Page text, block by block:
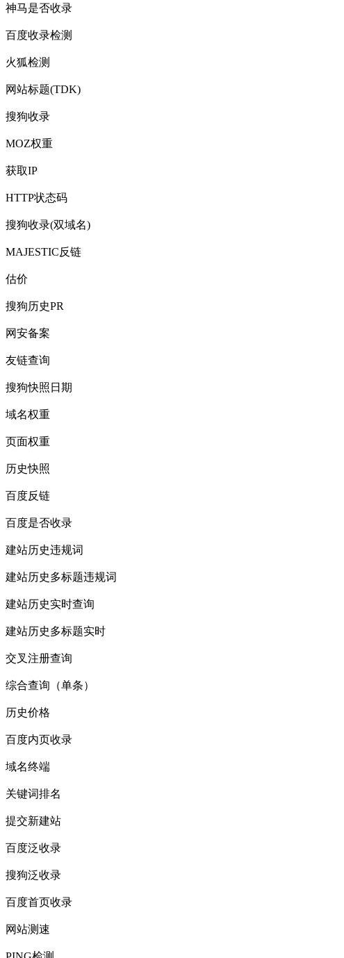
神马是否收录
百度收录检测
火狐检测
网站标题(TDK)
搜狗收录
MOZ权重
获取IP
HTTP状态码
搜狗收录(双域名)
MAJESTIC反链
估价
搜狗历史PR
网安备案
友链查询
搜狗快照日期
域名权重
页面权重
历史快照
百度反链
百度是否收录
建站历史违规词
建站历史多标题违规词
建站历史实时查询
建站历史多标题实时
交叉注册查询
综合查询（单条）
历史价格
百度内页收录
域名终端
关键词排名
提交新建站
百度泛收录
搜狗泛收录
百度首页收录
网站测速